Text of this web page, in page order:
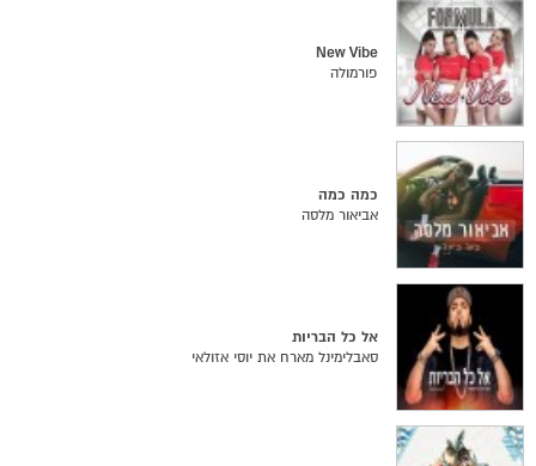
New Vibe
פורמולה
כמה כמה
אביאור מלסה
אל כל הבריות
סאבלימינל מארח את יוסי אזולאי